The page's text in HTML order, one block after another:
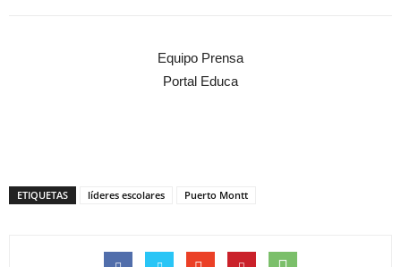
Equipo Prensa
Portal Educa
ETIQUETAS líderes escolares Puerto Montt